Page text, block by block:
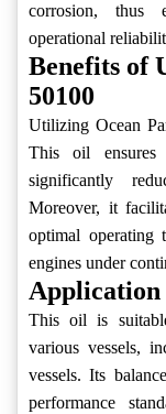
corrosion, thus
operational
Benefits of
50100
Utilizing Ocean
This oil ensures
significantly
Moreover, it
optimal operating
engines under
Application
This oil is
various vessels,
vessels. Its
performance